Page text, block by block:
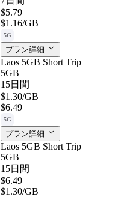
$5.79
$1.16/GB
5G
プラン詳細
Laos 5GB Short Trip
5GB
15日間
$1.30/GB
$6.49
5G
プラン詳細
Laos 5GB Short Trip
5GB
15日間
$6.49
$1.30/GB